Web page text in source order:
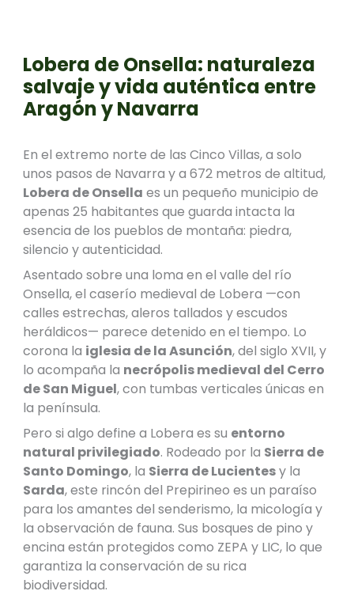
Lobera de Onsella: naturaleza
salvaje y vida auténtica entre
Aragón y Navarra
En el extremo norte de las Cinco Villas, a solo
unos pasos de Navarra y a 672 metros de altitud,
Lobera de Onsella es un pequeño municipio de
apenas 25 habitantes que guarda intacta la
esencia de los pueblos de montaña: piedra,
silencio y autenticidad.
Asentado sobre una loma en el valle del río
Onsella, el caserío medieval de Lobera —con
calles estrechas, aleros tallados y escudos
heráldicos— parece detenido en el tiempo. Lo
corona la iglesia de la Asunción, del siglo XVII, y
lo acompaña la necrópolis medieval del Cerro
de San Miguel, con tumbas verticales únicas en
la península.
Pero si algo define a Lobera es su entorno
natural privilegiado. Rodeado por la Sierra de
Santo Domingo, la Sierra de Lucientesy la
Sarda, este rincón del Prepirineo es un paraíso
para los amantes del senderismo, la micología y
la observación de fauna. Sus bosques de pino y
encina están protegidos como ZEPA y LIC, lo que
garantiza la conservación de su rica
biodiversidad.